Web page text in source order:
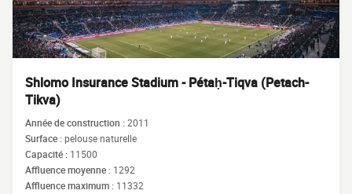
Shlomo Insurance Stadium - Pétaḥ-Tiqva (Petach-
Tikva)
Année de construction :2011
Surface :pelouse naturelle
Capacité : 11500
Affluence moyenne : 1292
Affluence maximum : 11332